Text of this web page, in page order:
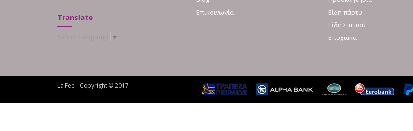
Translate
▼
Επικοινωνία
Είδη πάρτυ
Είδη Σπιτιού
Εποχιακά
La Fee - Copyright © 2017